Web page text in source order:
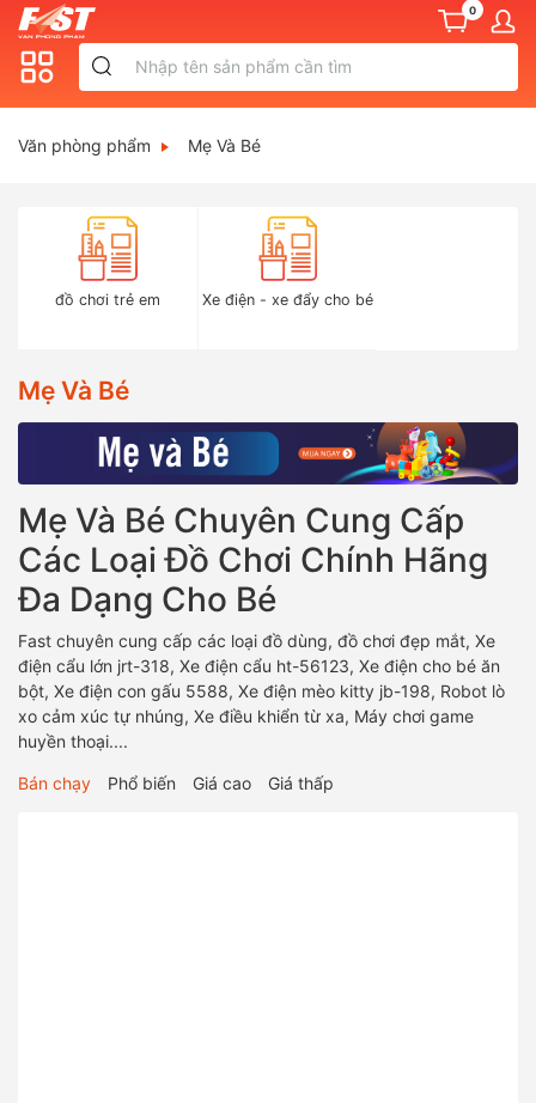
0
Văn phòng phẩm Mẹ Và Bé
đồ chơi trẻ em Xe điện - xe đẩy cho bé
Mẹ Và Bé
Mẹ Và Bé Chuyên Cung Cấp
Các Loại Đồ Chơi Chính Hãng
Đa Dạng Cho Bé
Fast chuyên cung cấp các loại đồ dùng, đồ chơi đẹp mắt, Xe
điện cẩu lớn jrt-318, Xe điện cẩu ht-56123, Xe điện cho bé ăn
bột, Xe điện con gấu 5588, Xe điện mèo kitty jb-198, Robot lò
xo cảm xúc tự nhúng, Xe điều khiển từ xa, Máy chơi game
huyền thoại....
Bán chạy Phổ biến Giá cao Giá thấp